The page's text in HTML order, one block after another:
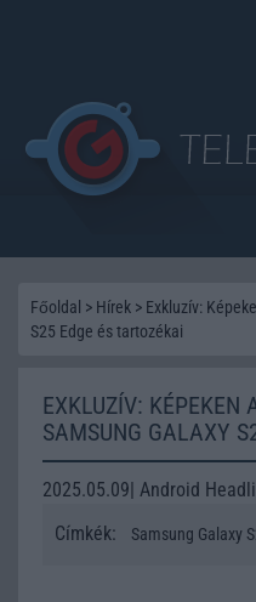
Főoldal > Hírek > Exkluzív:
S25 Edge és tartozékai
EXKLUZÍV: KÉPEKEN
SAMSUNG GALAXY
2025.05.09| Android
Címkék:
Samsung Galaxy